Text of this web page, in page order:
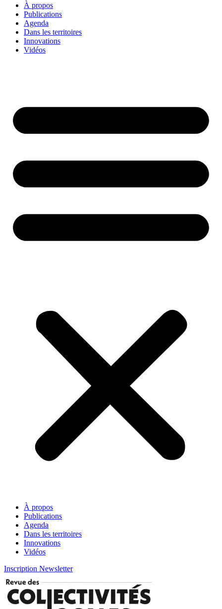
À propos
Publications
Agenda
Dans les territoires
Innovations
Vidéos
À propos
Publications
Agenda
Dans les territoires
Innovations
Vidéos
Inscription Newsletter